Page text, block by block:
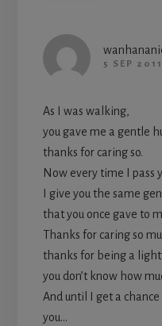
5 SEP
As I was walking,
you gave me a gentle
thanks for caring so.
Now every time I pass
I give you the same
that you once gave to
Thanks for caring so
thanks for being a
you don’t know how
And until I get a
you…